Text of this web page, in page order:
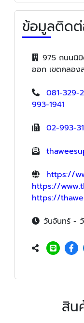
ข้อมูลติด
975 ถนนนิมิ
ออก เขตคลอง
081-329-
993-1941
02-993-
https://
https://
https://
วันจันทร์ -
สิน